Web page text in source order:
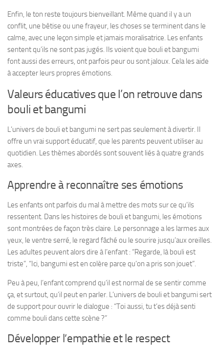
Enfin, le ton reste toujours bienveillant. Même quand il y a un
conflit, une bêtise ou une frayeur, les choses se terminent dans le
calme, avec une leçon simple et jamais moralisatrice. Les enfants
sentent qu’ils ne sont pas jugés. Ils voient que bouli et bangumi
font aussi des erreurs, ont parfois peur ou sont jaloux. Cela les aide
à accepter leurs propres émotions.
Valeurs éducatives que l’on retrouve dans
bouli et bangumi
L’univers de bouli et bangumi ne sert pas seulement à divertir. Il
offre un vrai support éducatif, que les parents peuvent utiliser au
quotidien. Les thèmes abordés sont souvent liés à quatre grands
axes.
Apprendre à reconnaître ses émotions
Les enfants ont parfois du mal à mettre des mots sur ce qu’ils
ressentent. Dans les histoires de bouli et bangumi, les émotions
sont montrées de façon très claire. Le personnage a les larmes aux
yeux, le ventre serré, le regard fâché ou le sourire jusqu’aux oreilles.
Les adultes peuvent alors dire à l’enfant : “Regarde, là bouli est
triste”, “Ici, bangumi est en colère parce qu’on a pris son jouet”.
Peu à peu, l’enfant comprend qu’il est normal de se sentir comme
ça, et surtout, qu’il peut en parler. L’univers de bouli et bangumi sert
de support pour ouvrir le dialogue : “Toi aussi, tu t’es déjà senti
comme bouli dans cette scène ?”
Développer l’empathie et le respect